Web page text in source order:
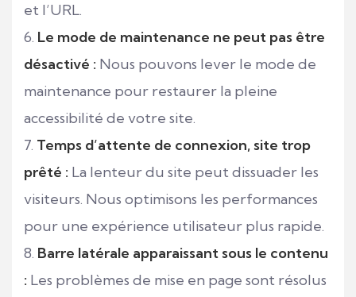
et l’URL.
Le mode de maintenance ne peut pas être
désactivé : Nous pouvons lever le mode de
maintenance pour restaurer la pleine
accessibilité de votre site.
Temps d’attente de connexion, site trop
prêté : La lenteur du site peut dissuader les
visiteurs. Nous optimisons les performances
pour une expérience utilisateur plus rapide.
Barre latérale apparaissant sous le contenu
: Les problèmes de mise en page sont résolus